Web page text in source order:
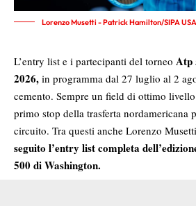
Lorenzo Musetti - Patrick Hamilton/SIPA USA
L’entry list e i partecipanti del torneo Atp
2026, in programma dal 27 luglio al 2
cemento. Sempre un field di ottimo
primo stop della trasferta nordamericana
circuito. Tra questi anche Lorenzo
seguito l’entry list completa
500 di Washington.